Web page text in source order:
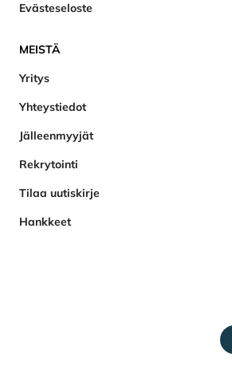
Evästeseloste
MEISTÄ
Yritys
Yhteystiedot
Jälleenmyyjät
Rekrytointi
Tilaa uutiskirje
Hankkeet